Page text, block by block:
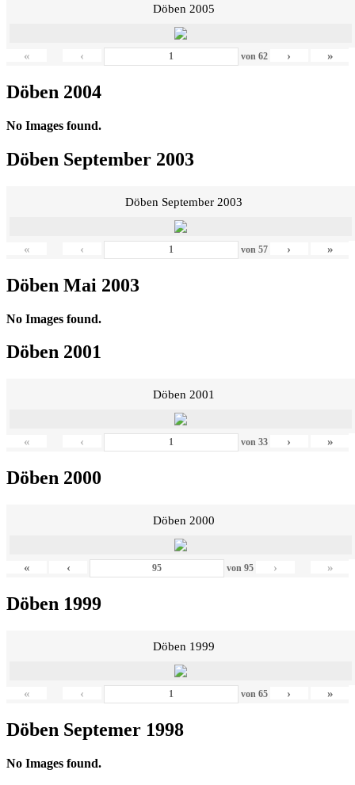
Döben 2005
« ‹ von 62 › »
Döben 2004
No Images found.
Döben September 2003
Döben September 2003
« ‹ von 57 › »
Döben Mai 2003
No Images found.
Döben 2001
Döben 2001
« ‹ von 33 › »
Döben 2000
Döben 2000
« ‹ von95 › »
Döben 1999
Döben 1999
« ‹ von 65 › »
Döben Septemer 1998
No Images found.